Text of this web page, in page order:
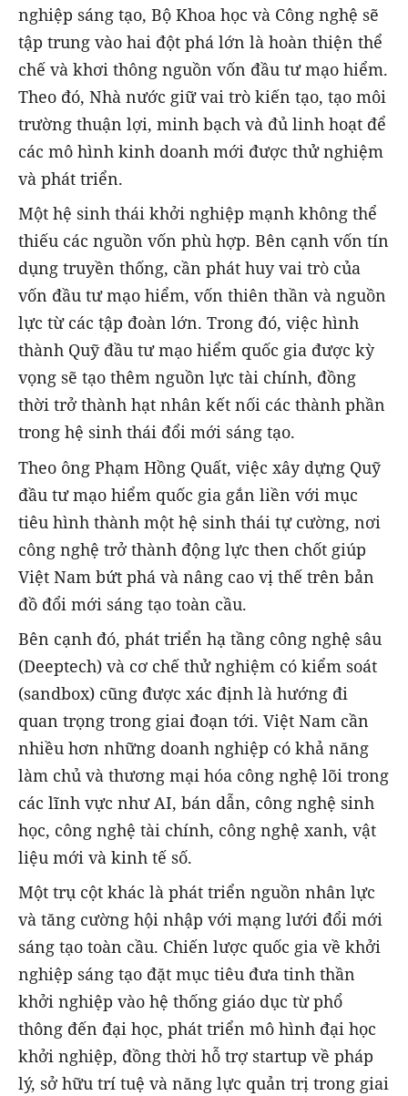
nghiệp sáng tạo, Bộ Khoa học và Công nghệ sẽ
tập trung vào hai đột phá lớn là hoàn thiện thể
chế và khơi thông nguồn vốn đầu tư mạo hiểm.
Theo đó, Nhà nước giữ vai trò kiến tạo, tạo môi
trường thuận lợi, minh bạch và đủ linh hoạt để
các mô hình kinh doanh mới được thử nghiệm
và phát triển.
Một hệ sinh thái khởi nghiệp mạnh không thể
thiếu các nguồn vốn phù hợp. Bên cạnh vốn tín
dụng truyền thống, cần phát huy vai trò của
vốn đầu tư mạo hiểm, vốn thiên thần và nguồn
lực từ các tập đoàn lớn. Trong đó, việc hình
thành Quỹ đầu tư mạo hiểm quốc gia được kỳ
vọng sẽ tạo thêm nguồn lực tài chính, đồng
thời trở thành hạt nhân kết nối các thành phần
trong hệ sinh thái đổi mới sáng tạo.
Theo ông Phạm Hồng Quất, việc xây dựng Quỹ
đầu tư mạo hiểm quốc gia gắn liền với mục
tiêu hình thành một hệ sinh thái tự cường, nơi
công nghệ trở thành động lực then chốt giúp
Việt Nam bứt phá và nâng cao vị thế trên bản
đồ đổi mới sáng tạo toàn cầu.
Bên cạnh đó, phát triển hạ tầng công nghệ sâu
(Deeptech) và cơ chế thử nghiệm có kiểm soát
(sandbox) cũng được xác định là hướng đi
quan trọng trong giai đoạn tới. Việt Nam cần
nhiều hơn những doanh nghiệp có khả năng
làm chủ và thương mại hóa công nghệ lõi trong
các lĩnh vực như AI, bán dẫn, công nghệ sinh
học, công nghệ tài chính, công nghệ xanh, vật
liệu mới và kinh tế số.
Một trụ cột khác là phát triển nguồn nhân lực
và tăng cường hội nhập với mạng lưới đổi mới
sáng tạo toàn cầu. Chiến lược quốc gia về khởi
nghiệp sáng tạo đặt mục tiêu đưa tinh thần
khởi nghiệp vào hệ thống giáo dục từ phổ
thông đến đại học, phát triển mô hình đại học
khởi nghiệp, đồng thời hỗ trợ startup về pháp
lý, sở hữu trí tuệ và năng lực quản trị trong giai